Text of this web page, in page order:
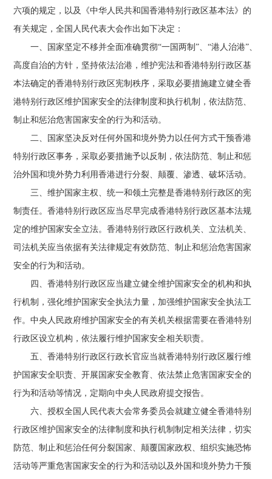
六项的规定，以及《中华人民共和国香港特别行政区基本法》的
有关规定，全国人民代表大会作出如下决定：
一、国家坚定不移并全面准确贯彻“一国两制”、“港人治港”、
高度自治的方针，坚持依法治港，维护宪法和香港特别行政区基
本法确定的香港特别行政区宪制秩序，采取必要措施建立健全香
港特别行政区维护国家安全的法律制度和执行机制，依法防范、
制止和惩治危害国家安全的行为和活动。
二、国家坚决反对任何外国和境外势力以任何方式干预香港
特别行政区事务，采取必要措施予以反制，依法防范、制止和惩
治外国和境外势力利用香港进行分裂、颠覆、渗透、破坏活动。
三、维护国家主权、统一和领土完整是香港特别行政区的宪
制责任。香港特别行政区应当尽早完成香港特别行政区基本法规
定的维护国家安全立法。香港特别行政区行政机关、立法机关、
司法机关应当依据有关法律规定有效防范、制止和惩治危害国家
安全的行为和活动。
四、香港特别行政区应当建立健全维护国家安全的机构和执
行机制，强化维护国家安全执法力量，加强维护国家安全执法工
作。中央人民政府维护国家安全的有关机关根据需要在香港特别
行政区设立机构，依法履行维护国家安全相关职责。
五、香港特别行政区行政长官应当就香港特别行政区履行维
护国家安全职责、开展国家安全教育、依法禁止危害国家安全的
行为和活动等情况，定期向中央人民政府提交报告。
六、授权全国人民代表大会常务委员会就建立健全香港特别
行政区维护国家安全的法律制度和执行机制制定相关法律，切实
防范、制止和惩治任何分裂国家、颠覆国家政权、组织实施恐怖
活动等严重危害国家安全的行为和活动以及外国和境外势力干预